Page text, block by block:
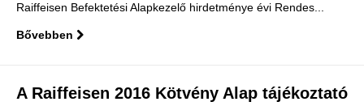
Raiffeisen Befektetési Alapkezelő hirdetménye évi Rendes...
Bővebben
A Raiffeisen 2016 Kötvény Alap tájékoztató